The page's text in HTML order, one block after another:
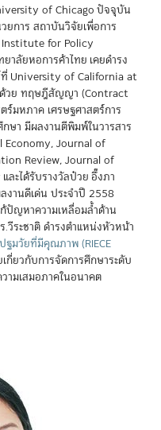
of Chicago ปัจจุบัน
ยการ สถาบันวิจัยเพื่อการ
Institute for Policy
าลัยหอการค้าไทย เคยดำรง
ที่ University of California at
ด้วย ทฤษฎีสัญญา (Contract
มหภาค เศรษฐศาสตร์การ
ษา มีผลงานตีพิมพ์ในวารสาร
Economy, Journal of
Review, Journal of
ละได้รับรางวัลป๋วย อึ๊งภา
านดีเด่น ประจำปี 2558
ปัญหาความเหลื่อมล้ำด้าน
วีระชาติ ดำรงตำแหน่งหัวหน้า
ฐมวัยที่มีคุณภาพ (RIECE
กี่ยวกับการจัดการศึกษาระดับ
ามเสมอภาคในอนาคต